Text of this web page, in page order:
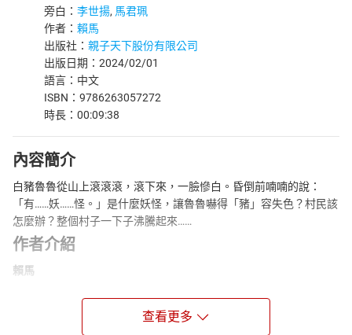
旁白： 李世揚, 馬君珮
作者： 賴馬
出版社： 親子天下股份有限公司
出版日期：2024/02/01
語言：中文
ISBN：9786263057272
時長：00:09:38
內容簡介
白豬魯魯從山上滾滾滾，滾下來，一臉慘白。昏倒前喃喃的說：
「有……妖……怪。」是什麼妖怪，讓魯魯嚇得「豬」容失色？村民該
怎麼辦？整個村子一下子沸騰起來……
作者介紹
賴馬
得好評，從此成為專職的圖畫書創作者。
在賴馬的創作裡，每個看似幽默輕鬆的故事，其實結構嚴謹，不但
查看更多